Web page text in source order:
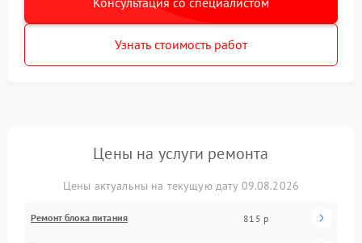
Узнать стоимость работ
Цены на услуги ремонта
Цены актуальны на текущую дату 09.08.2026
Ремонт блока питания 815 р